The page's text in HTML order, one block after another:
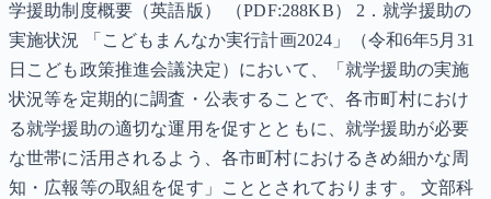
学援助制度概要（英語版） （PDF:288KB） 2．就学援助の
実施状況 「こどもまんなか実行計画2024」（令和6年5月31
日こども政策推進会議決定）において、「就学援助の実施
状況等を定期的に調査・公表することで、各市町村におけ
る就学援助の適切な運用を促すとともに、就学援助が必要
な世帯に活用されるよう、各市町村におけるきめ細かな周
知・広報等の取組を促す」こととされております。 文部科